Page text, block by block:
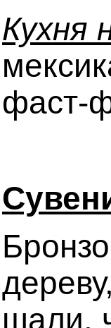
Кухня
фаст-
шали,